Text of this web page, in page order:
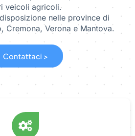
veicoli agricoli.
nelle province di
Cremona, Verona e Mantova.
Contattaci >